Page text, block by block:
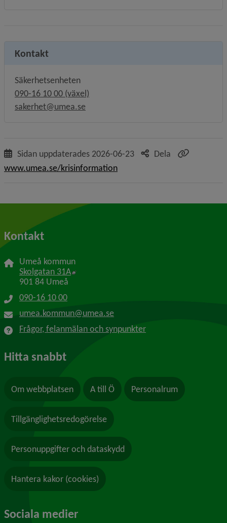
Kontakt
Säkerhetsenheten
090-16 10 00 (växel)
sakerhet@umea.se
Sidan uppdaterades 2026-06-23
Dela
www.umea.se/krisinformation
Kontakt
Umeå kommun
Skolgatan 31A Länk till annan webbplats, öppnas i nytt
901 84 Umeå
090-16 10 00
umea.kommun@umea.se
Frågor, felanmälan och synpunkter
Hitta snabbt
Om webbplatsen A till Ö Personalrum
Tillgänglighetsredogörelse
Personuppgifter och dataskydd
Hantera kakor (cookies)
Sociala medier